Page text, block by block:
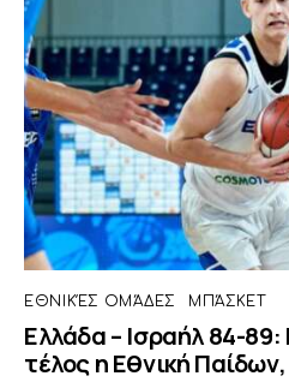
ΕΘΝΙΚΈΣ ΟΜΆΔΕΣ ΜΠΆΣΚΕΤ
Ελλάδα – Ισραήλ 84-
τέλος η Εθνική